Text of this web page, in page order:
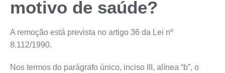
motivo de saúde?
A remoção está prevista no artigo 36 da Lei nº
8.112/1990.
Nos termos do parágrafo único, inciso III, alínea “b”, o